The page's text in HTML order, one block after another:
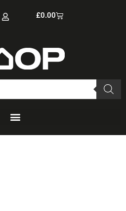
£0.00Cart